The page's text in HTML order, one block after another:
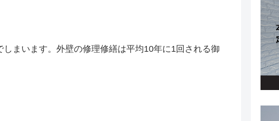
まいます。外壁の修理修繕は平均10年に1回される御